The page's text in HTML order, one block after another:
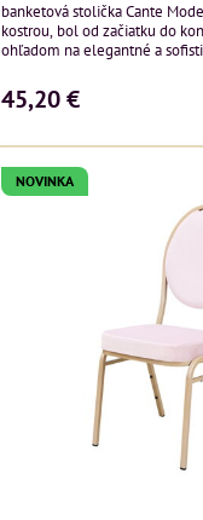
banketová stolička Cante
kostrou, bol od začiatku do
ohľadom na elegantné a
pohostinstvá. Má hnedý rám
čalúnenie Moss 48 od poľskej
medový odtieň s mäkkým
svetlých priestorov. Stolička
dizajn s modernou
pohodlná a pripravená na...
45,20 €
NOVINKA